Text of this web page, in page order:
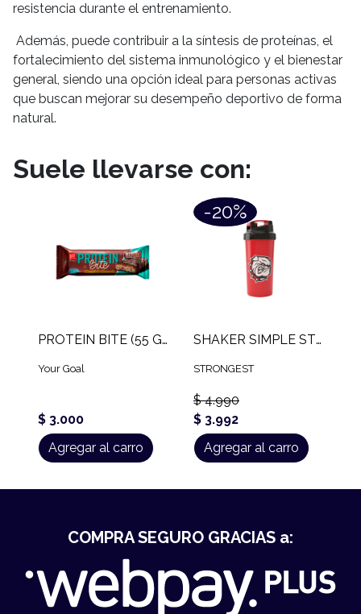
resistencia durante el entrenamiento.
Además, puede contribuir a la síntesis de proteínas, el
fortalecimiento del sistema inmunológico y el bienestar
general, siendo una opción ideal para personas activas
que buscan mejorar su desempeño deportivo de forma
natural.
Suele llevarse con:
PROTEIN BITE (55 GR)
Your Goal
$ 3.000
Agregar al carro
-20%
SHAKER SIMPLE STRONG (600 ML)
STRONGEST
$ 4.990
$ 3.992
Agregar al carro
COMPRA SEGURO GRACIAS a: